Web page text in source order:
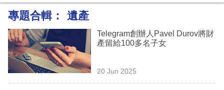
經
投
資
專題合輯： 遺產
Telegram創辦人Pavel Durov將財
產留給100多名子女
20 Jun 2025